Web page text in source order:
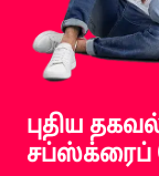
புதிய
சப்ஸ்க்ரைப்